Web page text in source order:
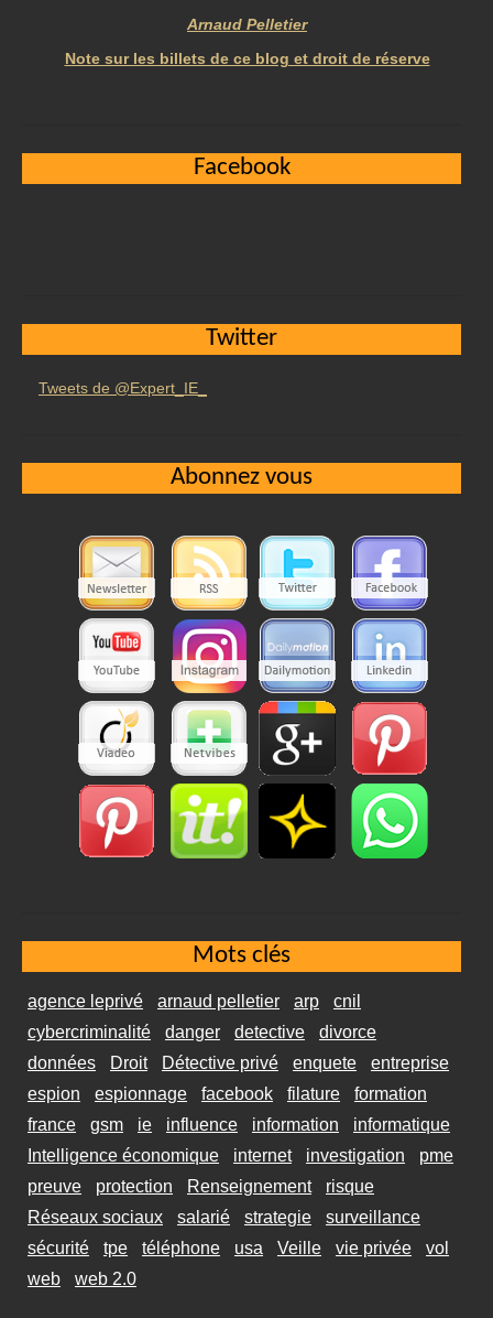
Arnaud Pelletier
Note sur les billets de ce blog et droit de réserve
Facebook
Twitter
Tweets de @Expert_IE_
Abonnez vous
Mots clés
agence leprivé arnaud pelletier arp
cnil
cybercriminalité
danger detective
divorce
données
Droit Détective privé enquete
entreprise
espion
espionnage facebook filature
formation
france
gsm ie influence information
informatique
Intelligence économique
internet investigation
pme
preuve
protection Renseignement
risque
Réseaux sociaux
salarié strategie
surveillance
sécurité
tpe téléphone usa Veille vie privée
vol
web
web 2.0